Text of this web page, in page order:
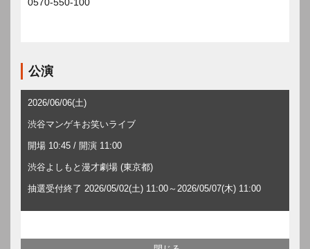
公演
2026/06/06(土)
渋谷マンゲキお笑いライブ
開場 10:45 / 開演 11:00
渋谷よしもと漫才劇場 (東京都)
抽選受付終了 2026/05/02(土) 11:00～2026/05/07(木) 11:00